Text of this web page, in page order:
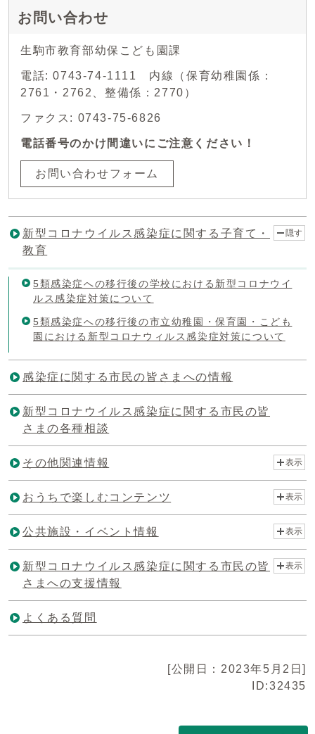
お問い合わせ
生駒市教育部幼保こども園課
電話: 0743-74-1111 内線（保育幼稚園係：
2761・2762、整備係：2770）
ファクス: 0743-75-6826
電話番号のかけ間違いにご注意ください！
お問い合わせフォーム
新型コロナウイルス感染症に関する子育て・
教育
隠す
5類感染症への移行後の学校における新型コロナウイ
ルス感染症対策について
5類感染症への移行後の市立幼稚園・保育園・こども
園における新型コロナウィルス感染症対策について
感染症に関する市民の皆さまへの情報
新型コロナウイルス感染症に関する市民の皆
さまの各種相談
その他関連情報 表示
おうちで楽しむコンテンツ 表示
公共施設・イベント情報 表示
新型コロナウイルス感染症に関する市民の皆
さまへの支援情報
表示
よくある質問
[公開日：2023年5月2日]
ID:32435